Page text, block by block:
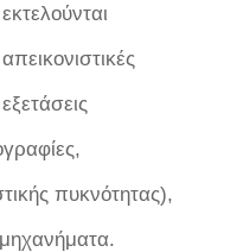
εκτελούνται
απεικονιστικές
εξετάσεις
πυκνότητας),